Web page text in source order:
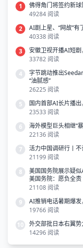
1
佛得角门将签约新
49284 阅读
2
AI剧上星、“网故”
40338 阅读
3
安徽卫视开播AI短
33782 阅读
4
字节跳动推出
“油腻感”
26225 阅读
5
国内首部AI长片播
23533 阅读
6
海外模型巨头相继“
22136 阅读
7
活力中国调研行丨
21199 阅读
8
美国国务院展示疑似
美国务院：愿负全责
21108 阅读
9
AI推销电话暑期爆发
19766 阅读
10
外交部批日本右翼
14296 阅读